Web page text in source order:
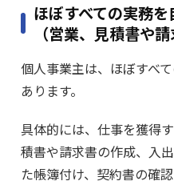
ほぼすべての実務
（営業、見積書や
個人事業主は、ほぼすべ
あります。
具体的には、仕事を獲得
積書や請求書の作成、入
た帳簿付け、契約書の確